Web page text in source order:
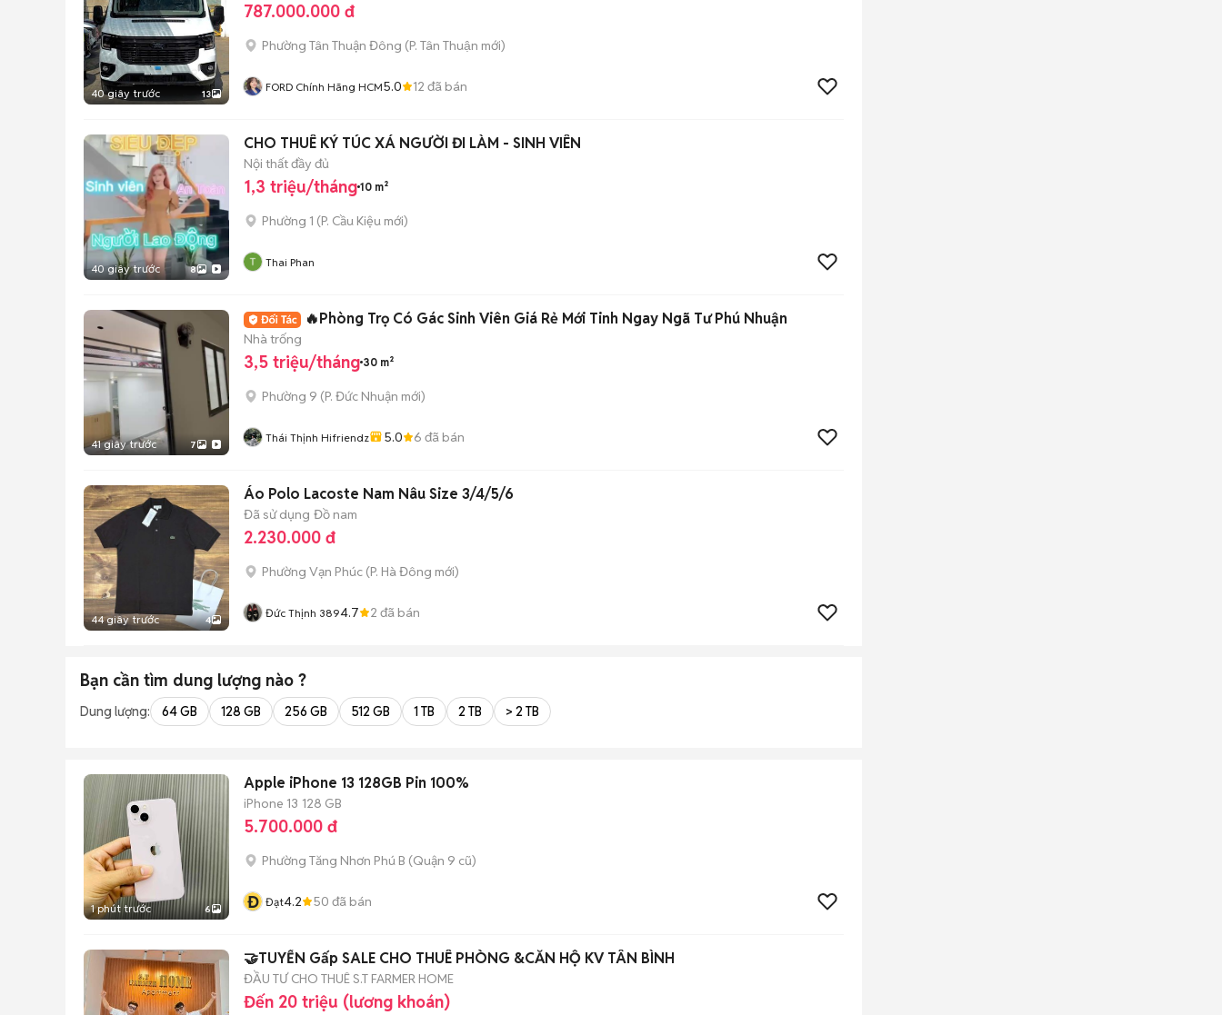
40 giây trước 13
787.000.000 đ
Phường Tân Thuận Đông (P. Tân Thuận mới)
FORD Chính Hãng HCM5.0 12 đã bán
40 giây trước 8
CHO THUÊ KÝ TÚC XÁ NGƯỜI ĐI LÀM - SINH VIÊN
Nội thất đầy đủ
1,3 triệu/tháng 10 m²
Phường 1 (P. Cầu Kiệu mới)
Thai Phan
41 giây trước 7
🔥Phòng Trọ Có Gác Sinh Viên Giá Rẻ Mới Tinh Ngay Ngã Tư Phú Nhuận
Nhà trống
3,5 triệu/tháng 30 m²
Phường 9 (P. Đức Nhuận mới)
Thái Thịnh Hifriendz 5.0 6 đã bán
44 giây trước 4
Áo Polo Lacoste Nam Nâu Size 3/4/5/6
Đã sử dụng Đồ nam
2.230.000 đ
Phường Vạn Phúc (P. Hà Đông mới)
Đức Thịnh 3894.7 2 đã bán
Bạn cần tìm dung lượng nào ?
Dung lượng: 64 GB 128 GB 256 GB 512 GB 1 TB 2 TB > 2 TB
1 phút trước 6
Apple iPhone 13 128GB Pin 100%
iPhone 13 128 GB
5.700.000 đ
Phường Tăng Nhơn Phú B (Quận 9 cũ)
Đ Đạt4.2 50 đã bán
🤝TUYỂN Gấp SALE CHO THUÊ PHÒNG &CĂN HỘ KV TÂN BÌNH
ĐẦU TƯ CHO THUÊ S.T FARMER HOME
Đến 20 triệu (lương khoán)